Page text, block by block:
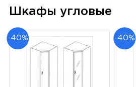
Шкафы угловые
-40% -40%